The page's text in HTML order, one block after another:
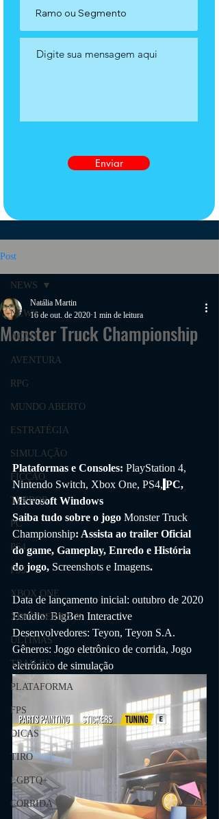
Enviar
Post
NEWS
AÇÃO
AVENTURA
RPG
MUNDO ABERTO
ESTRATÉGIA
SIMULAÇÃO
FICÇÃO
TERROR
PC
PS4
PS5
XBOX ONE
XBOX SERIES X
ÚLTIMAS
TRAILER
PLATAFORMA
FPS
DICAS
TIRO
LGBTQ+
CORRIDA
NEWS
Monster Truck Championship
Natália Martin
16 de out. de 2020 1 min de leitura
Plataformas e Consoles: PlayStation 4,
Nintendo Switch, Xbox One, PS4, PC,
Microsoft Windows
Saiba tudo sobre o jogo Monster Truck
Championship: Assista ao trailer Oficial
do game, Gameplay, Enredo e História
do jogo, Screenshots e Imagens.
Data de lançamento inicial: outubro de 2020
Estúdio: BigBen Interactive
Desenvolvedores: Teyon, Teyon S.A.
Gêneros: Jogo eletrônico de corrida, Jogo
eletrônico de simulação